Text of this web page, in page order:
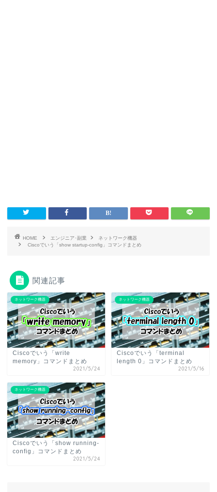
HOME エンジニア･副業
ネットワーク機器
Ciscoでいう「show startup-config」コマンドまとめ
関連記事
ネットワーク機器
Ciscoでいう「write
memory」コマンドまとめ
2021/5/24
ネットワーク機器
Ciscoでいう「terminal
length 0」コマンドまとめ
2021/5/16
ネットワーク機器
Ciscoでいう「show running-
config」コマンドまとめ
2021/5/24